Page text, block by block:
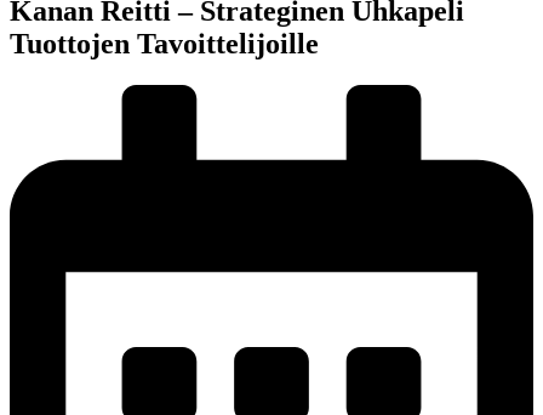
Kanan Reitti – Strateginen Uhkapeli
Tuottojen Tavoittelijoille